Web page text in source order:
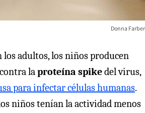
Donna Farber
los adultos, los niños producen
laproteína spikedel virus,
para infectar células humanas.
niños tenían la actividad menos